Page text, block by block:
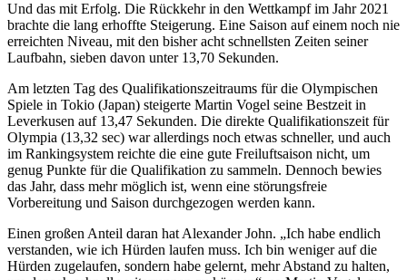
Und das mit Erfolg. Die Rückkehr in den Wettkampf im Jahr 2021
brachte die lang erhoffte Steigerung. Eine Saison auf einem noch nie
erreichten Niveau, mit den bisher acht schnellsten Zeiten seiner
Laufbahn, sieben davon unter 13,70 Sekunden.
Am letzten Tag des Qualifikationszeitraums für die Olympischen
Spiele in Tokio (Japan) steigerte Martin Vogel seine Bestzeit in
Leverkusen auf 13,47 Sekunden. Die direkte Qualifikationszeit für
Olympia (13,32 sec) war allerdings noch etwas schneller, und auch
im Rankingsystem reichte die eine gute Freiluftsaison nicht, um
genug Punkte für die Qualifikation zu sammeln. Dennoch bewies
das Jahr, dass mehr möglich ist, wenn eine störungsfreie
Vorbereitung und Saison durchgezogen werden kann.
Einen großen Anteil daran hat Alexander John. „Ich habe endlich
verstanden, wie ich Hürden laufen muss. Ich bin weniger auf die
Hürden zugelaufen, sondern habe gelernt, mehr Abstand zu halten,